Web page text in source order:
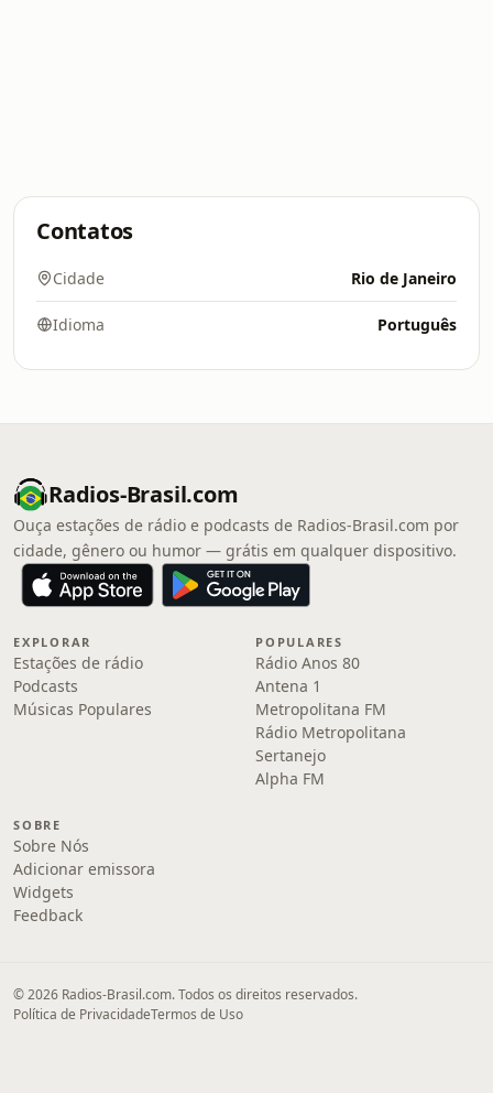
Contatos
Cidade Rio de Janeiro
Idioma Português
Radios-Brasil.com
Ouça estações de rádio e podcasts de Radios-Brasil.com por
cidade, gênero ou humor — grátis em qualquer dispositivo.
EXPLORAR
Estações de rádio
Podcasts
Músicas Populares
POPULARES
Rádio Anos 80
Antena 1
Metropolitana FM
Rádio Metropolitana
Sertanejo
Alpha FM
SOBRE
Sobre Nós
Adicionar emissora
Widgets
Feedback
© 2026 Radios-Brasil.com. Todos os direitos reservados.
Política de PrivacidadeTermos de Uso